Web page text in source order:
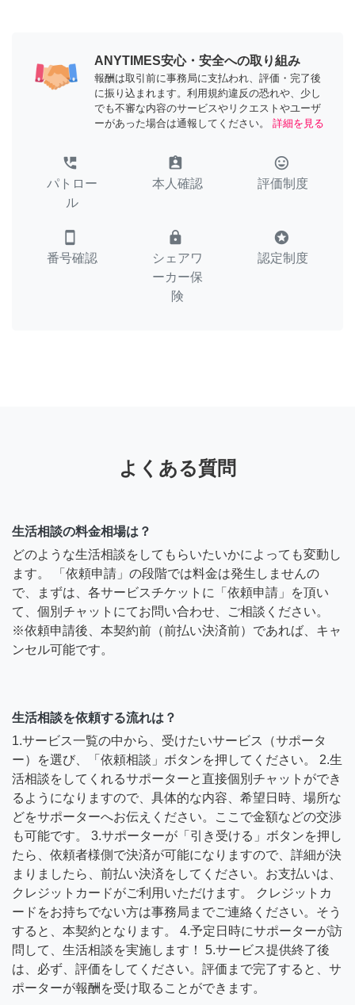
ANYTIMES安心・安全への取り組み
報酬は取引前に事務局に支払われ、評価・完了後
に振り込まれます。利用規約違反の恐れや、少し
でも不審な内容のサービスやリクエストやユーザ
ーがあった場合は通報してください。
詳細を見る
perm_phone_msg
パトロー
ル
assignment_ind
本人確認
tag_faces
評価制度
smartphone
番号確認
lock
シェアワ
ーカー保
険
stars
認定制度
よくある質問
生活相談の料金相場は？
どのような生活相談をしてもらいたいかによっても変動し
ます。 「依頼申請」の段階では料金は発生しませんの
で、まずは、各サービスチケットに「依頼申請」を頂い
て、個別チャットにてお問い合わせ、ご相談ください。
※依頼申請後、本契約前（前払い決済前）であれば、キャ
ンセル可能です。
生活相談を依頼する流れは？
1.サービス一覧の中から、受けたいサービス（サポータ
ー）を選び、「依頼相談」ボタンを押してください。 2.生
活相談をしてくれるサポーターと直接個別チャットができ
るようになりますので、具体的な内容、希望日時、場所な
どをサポーターへお伝えください。ここで金額などの交渉
も可能です。 3.サポーターが「引き受ける」ボタンを押し
たら、依頼者様側で決済が可能になりますので、詳細が決
まりましたら、前払い決済をしてください。お支払いは、
クレジットカードがご利用いただけます。 クレジットカ
ードをお持ちでない方は事務局までご連絡ください。そう
すると、本契約となります。 4.予定日時にサポーターが訪
問して、生活相談を実施します！ 5.サービス提供終了後
は、必ず、評価をしてください。評価まで完了すると、サ
ポーターが報酬を受け取ることができます。